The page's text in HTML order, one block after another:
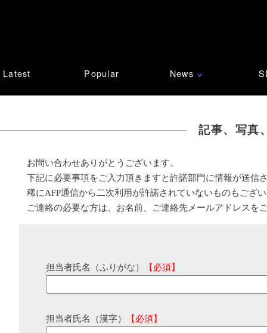
Latest Popular News ∨
記事、写真
お問い合わせありがとうございます。
下記に必要事項をご入力頂きますと許諾部門に情報が送信
稀にAFP通信から二次利用が許諾されていないものもござ
ご連絡の必要な方は、お名前、ご連絡先メールアドレスを
担当者氏名（ふりがな） 【必須】
担当者氏名（漢字） 【必須】